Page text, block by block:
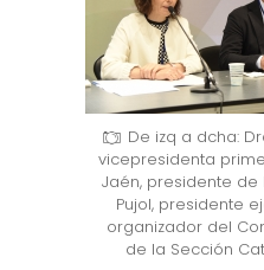
De izq a dcha:
vicepresidenta
Jaén, presidente de
Pujol, presidente
organizador del
de la Sección